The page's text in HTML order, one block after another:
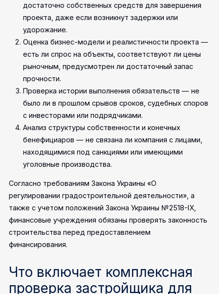
достаточно собственных средств для завершения
проекта, даже если возникнут задержки или
удорожание.
Оценка бизнес-модели и реалистичности проекта —
есть ли спрос на объекты, соответствуют ли цены
рыночным, предусмотрен ли достаточный запас
прочности.
Проверка истории выполнения обязательств — не
было ли в прошлом срывов сроков, судебных споров
с инвесторами или подрядчиками.
Анализ структуры собственности и конечных
бенефициаров — не связана ли компания с лицами,
находящимися под санкциями или имеющими
уголовные производства.
Согласно требованиям Закона Украины «О
регулировании градостроительной деятельности», а
также с учетом положений Закона Украины №2518-IX,
финансовые учреждения обязаны проверять законность
строительства перед предоставлением
финансирования.
Что включает комплексная
проверка застройщика для